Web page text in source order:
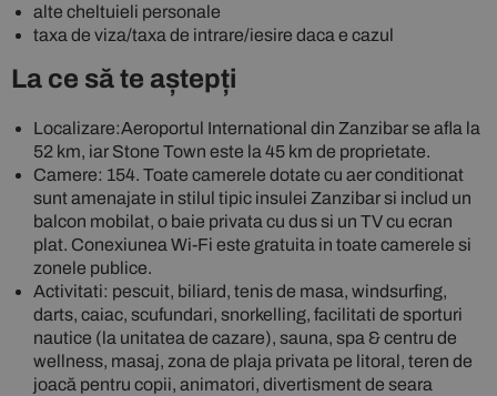
alte cheltuieli personale
taxa de viza/taxa de intrare/iesire daca e cazul
La ce să te aștepți
Localizare:Aeroportul International din Zanzibar se afla la
52 km, iar Stone Town este la 45 km de proprietate.
Camere: 154. Toate camerele dotate cu aer conditionat
sunt amenajate in stilul tipic insulei Zanzibar si includ un
balcon mobilat, o baie privata cu dus si un TV cu ecran
plat. Conexiunea Wi-Fi este gratuita in toate camerele si
zonele publice.
Activitati: pescuit, biliard, tenis de masa, windsurfing,
darts, caiac, scufundari, snorkelling, facilitati de sporturi
nautice (la unitatea de cazare), sauna, spa & centru de
wellness, masaj, zona de plaja privata pe litoral, teren de
joacă pentru copii, animatori, divertisment de seara